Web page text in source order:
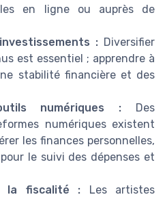
en ligne ou auprès de
:Diversifier
est essentiel ; apprendre à
stabilité financière et des
numériques : Des
numériques existent
les finances personnelles,
le suivi des dépenses et
la fiscalité : Les artistes